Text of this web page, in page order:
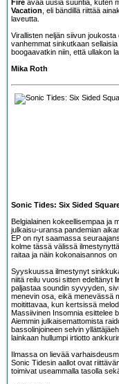
Fire avaa uusia suuntia, kuten
Vacation , eli bändillä riittää
laveutta.
Virallisten neljän siivun
vanhemmat sinkutkaan
boogaavatkin niin, että ullakon
Mika Roth
Sonic Tides: Six Sided
Belgialainen kokeellisempaa ja
julkaisu-uransa pandemian
EP on nyt saamassa
kolme tässä välissä
raitaa ja näin kokonaisannos on
Syyskuussa ilmestynyt
niitä reilu vuosi sitten edeltänyt
paljastaa soundin syvyyden,
menevin osa, eikä menevässä
moitittavaa, kun kertsissä
Massiivinen Insomnia esittelee
Aiemmin julkaisemattomista
bassolinjoineen selvin
lainkaan hullumpi irtiotto
Ilmassa on lievää
Sonic Tidesin aallot ovat
toimivat useammalla tasolla